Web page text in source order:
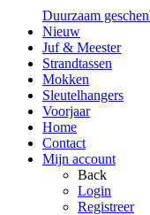
Duurzaam
Nieuw
Juf & Meester
Strandtassen
Mokken
Sleutelhangers
Voorjaar
Home
Contact
Mijn account
Back
Login
Registreer